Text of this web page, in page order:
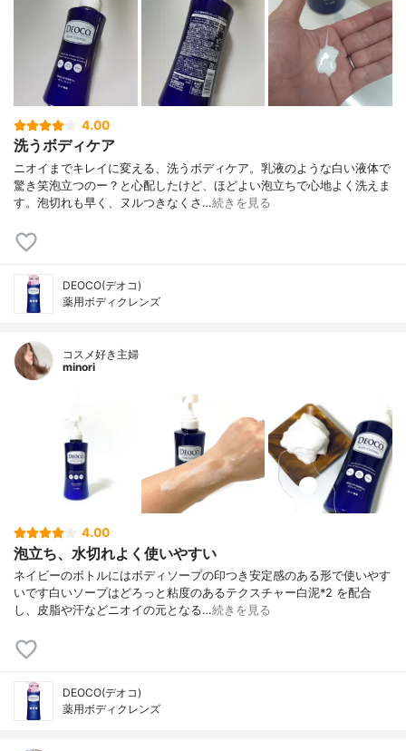
4.00
洗うボディケア
ニオイまでキレイに変える、洗うボディケア。乳液のような白い液体で
驚き笑泡立つのー？と心配したけど、ほどよい泡立ちで心地よく洗えま
す。泡切れも早く、ヌルつきなくさ…続きを見る
DEOCO(デオコ)
薬用ボディクレンズ
コスメ好き主婦
minori
4.00
泡立ち、水切れよく使いやすい
ネイビーのボトルにはボディソープの印つき安定感のある形で使いやす
いです白いソープはどろっと粘度のあるテクスチャー白泥*2 を配合
し、皮脂や汗などニオイの元となる…続きを見る
DEOCO(デオコ)
薬用ボディクレンズ